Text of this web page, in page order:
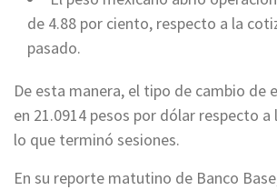
de 4.88 por ciento, respecto a la
pasado.
De esta manera, el tipo de cambio de
en 21.0914 pesos por dólar respecto a
lo que terminó sesiones.
En su reporte matutino de Banco